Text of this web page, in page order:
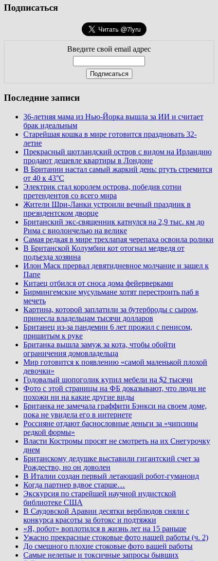
Подписаться
Введите свой email адрес
Последние записи
36-летняя мама из Нью-Йорка вышла за ИИ и считает
брак идеальным
Старейшая кошка в мире готовится праздновать 32-
летие
Прекрасный шотландский остров с видом на Ирландию
продают дешевле квартиры в Лондоне
В Британии настал самый жаркий день: ртуть стремится
от 40 к 43°C
Электрик стал королем острова, победив сотни
претендентов со всего мира
Жители Шри-Ланки устроили вечный праздник в
президентском дворце
Британский экс-священник катнулся на 2,9 тыс. км до
Рима с виолончелью на велике
Самая редкая в мире трехлапая черепаха освоила ролики
В Британской Колумбии кот отогнал медведя от
подъезда хозяина
Илон Маск прервал девятидневное молчание и зашел к
Папе
Китаец отбился от сноса дома фейерверками
Бирмингемские мусульмане хотят перестроить паб в
мечеть
Картина, которой заплатили за бутерброды с сыром,
принесла владельцам тысячи долларов
Британец из-за пандемии 6 лет прожил с пенисом,
пришитым к руке
Британка вышла замуж за кота, чтобы обойти
ограничения домовладельца
Мир готовится к появлению «самой маленькой плохой
девочки»
Годовалый шопоголик купил мебели на $2 тысячи
Фото с этой страницы на ФБ доказывают, что люди не
похожи ни на какие другие виды
Британка не замечала граффити Бэнкси на своем доме,
пока не увидела его в интернете
Россияне отдают баснословные деньги за «чипсины
редкой формы»
Власти Костромы просят не смотреть на их Снегурочку
днем
Британскому дедушке выставили гигантский счет за
Рождество, но он доволен
В Италии создан первый летающий робот-гуманоид
Когда партнер вдвое старше…
Экскурсия по старейшей научной нудистской
библиотеке США
В Саудовской Аравии десятки верблюдов сняли с
конкурса красоты за ботокс и подтяжки
«Я, робот» воплотился в жизнь лет на 15 раньше
Ужасно прекрасные стоковые фото нашей работы (ч. 2)
До смешного плохие стоковые фото вашей работы
Самые нелепые и токсичные запросы бывших